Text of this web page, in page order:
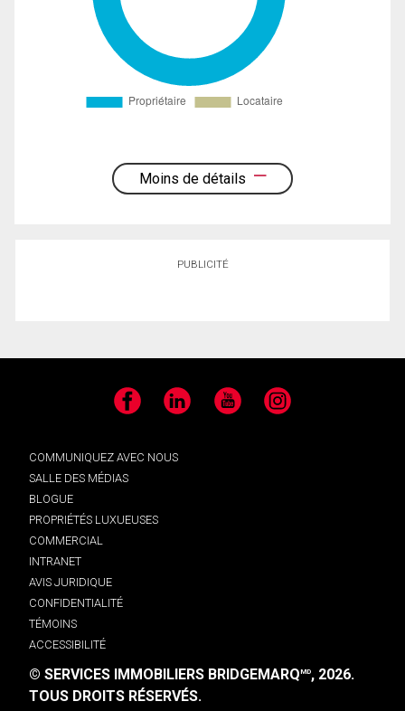
Moins de détails
PUBLICITÉ
Facebook LinkedIn YouTube Instagram
COMMUNIQUEZ AVEC NOUS
SALLE DES MÉDIAS
BLOGUE
PROPRIÉTÉS LUXUEUSES
COMMERCIAL
INTRANET
AVIS JURIDIQUE
CONFIDENTIALITÉ
TÉMOINS
ACCESSIBILITÉ
© SERVICES IMMOBILIERS BRIDGEMARQMD, 2026.
TOUS DROITS RÉSERVÉS.